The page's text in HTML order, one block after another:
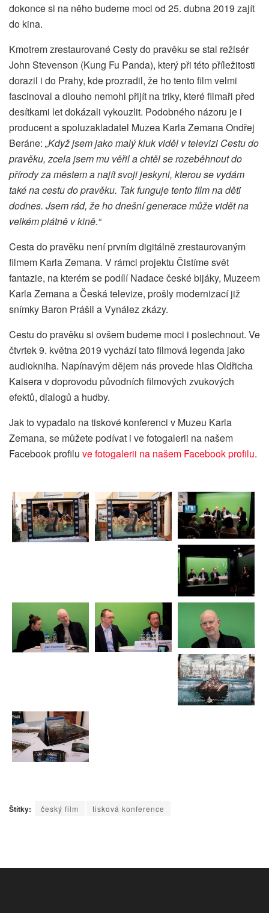
dokonce si na něho budeme moci od 25. dubna 2019 zajít
do kina.
Kmotrem zrestaurované Cesty do pravěku se stal režisér
John Stevenson (Kung Fu Panda), který při této příležitosti
dorazil i do Prahy, kde prozradil, že ho tento film velmi
fascinoval a dlouho nemohl přijít na triky, které filmaři před
desítkami let dokázali vykouzlit. Podobného názoru je i
producent a spoluzakladatel Muzea Karla Zemana Ondřej
Beráne: „Když jsem jako malý kluk viděl v televizi Cestu do
pravěku, zcela jsem mu věřil a chtěl se rozeběhnout do
přírody za městem a najít svoji jeskyni, kterou se vydám
také na cestu do pravěku. Tak funguje tento film na děti
dodnes. Jsem rád, že ho dnešní generace může vidět na
velkém plátně v kině.“
Cesta do pravěku není prvním digitálně zrestaurovaným
filmem Karla Zemana. V rámci projektu Čistíme svět
fantazie, na kterém se podílí Nadace české bijáky, Muzeem
Karla Zemana a Česká televize, prošly modernizací již
snímky Baron Prášil a Vynález zkázy.
Cestu do pravěku si ovšem budeme moci i poslechnout. Ve
čtvrtek 9. května 2019 vychází tato filmová legenda jako
audiokniha. Napínavým dějem nás provede hlas Oldřicha
Kaisera v doprovodu původních filmových zvukových
efektů, dialogů a hudby.
Jak to vypadalo na tiskové konferenci v Muzeu Karla
Zemana, se můžete podívat i ve fotogalerii na našem
Facebook profilu ve fotogalerii na našem Facebook profilu.
Štítky: český film tisková konference